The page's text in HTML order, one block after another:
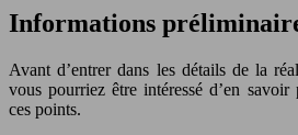
Informations
Avant d’entrer dans les détails de la
vous pourriez être intéressé d’en
ces points.